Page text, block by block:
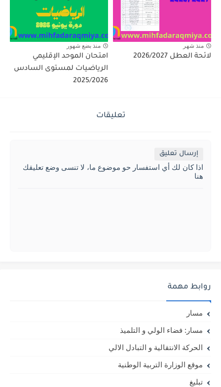
منذ شهر
لائحة العطل 2026/2027
منذ بضع شهور
امتحان الموحد الإقليمي
الرياضيات لمستوى السادس
2025/2026
تعليقات
إرسال تعليق
اذا كان لك أي استفسار حو موضوع ما، لا تنسى وضع تعليقك
هنا
روابط مهمة
مسار
مسار: فضاء الولي و التلميذ
الحركة الانتقالية و التبادل الالي
موقع الوزارة التربية الوطنية
تبليغ